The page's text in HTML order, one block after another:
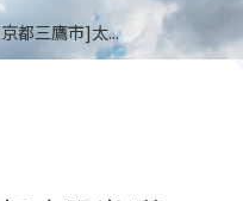
都三鷹市]太...